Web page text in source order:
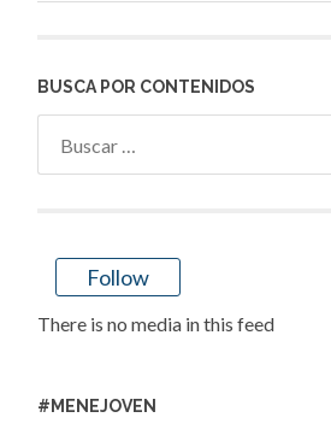
BUSCA POR CONTENIDOS
Follow
There is no media in this feed
#MENEJOVEN